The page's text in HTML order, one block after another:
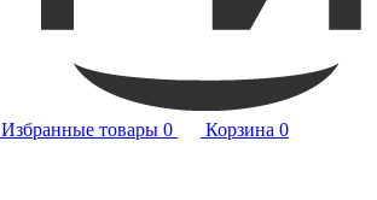
Избранные товары 0 Корзина 0